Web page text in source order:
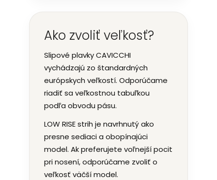
Ako zvoliť veľkosť?
Slipové plavky CAVICCHI
vychádzajú zo štandardných
európskych veľkostí. Odporúčame
riadiť sa veľkostnou tabuľkou
podľa obvodu pásu.
LOW RISE strih je navrhnutý ako
presne sediaci a obopínajúci
model. Ak preferujete voľnejší pocit
pri nosení, odporúčame zvoliť o
veľkosť väčší model.